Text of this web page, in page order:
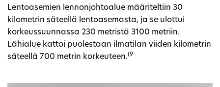
Lentoasemien lennonjohtoalue määriteltiin 30
kilometrin säteellä lentoasemasta, ja se ulottui
korkeussuunnassa 230 metristä 3100 metriin.
Lähialue kattoi puolestaan ilmatilan viiden kilometrin
säteellä 700 metrin korkeuteen.(9